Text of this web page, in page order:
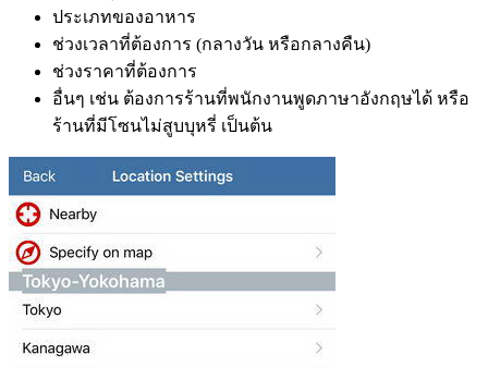
ประเภทของอาหาร
ช่วงเวลาที่ต้องการ (กลางวัน หรือกลางคืน)
ช่วงราคาที่ต้องการ
อื่นๆ เช่น ต้องการร้านที่พนักงานพูดภาษาอังกฤษได้ หรือ
ร้านที่มีโซนไม่สูบบุหรี่ เป็นต้น